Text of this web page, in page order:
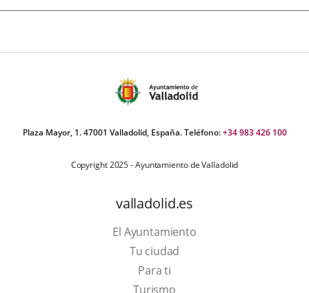
Plaza Mayor, 1. 47001 Valladolid, España. Teléfono:+34 983 426 100
Copyright 2025 - Ayuntamiento de Valladolid
valladolid.es
El Ayuntamiento
Tu ciudad
Para ti
TurismoEste